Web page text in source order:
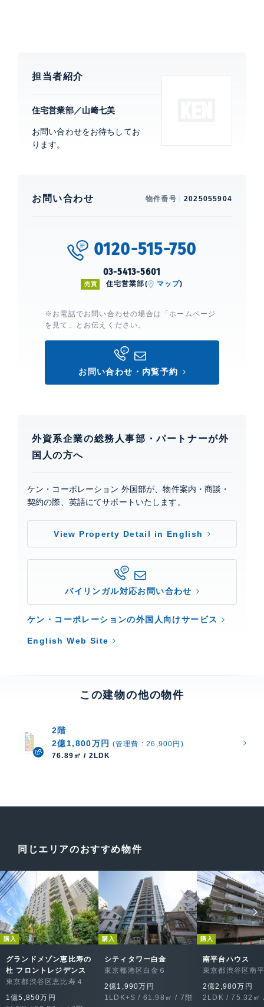
屋敷跡に沿って西へ100m進んだ南側に建つ、東急不動
北に長い敷地によりエントランスまでのアプローチを大
道路面より3.8m高く設置されているなど、眺望にも配
特徴
角部屋、 眺望良好、 バルコニー、 ルーフバ
ルコニー、 2面採光、 2面バルコニー、
室内洗濯機置場、 バストイレ別、 洗面所独
立、 クローゼット、 ウォークインクローゼ
ット、 シューズインクローゼット、 都市ガ
ス、 コンロ3口、 浄水器、 カウンターキッ
建物設備・施設
新耐震構造、 エレベーター、 宅配ボックス、 敷地内ゴ
ミ置場、 フロントサービス、 オートロック、 TVモニ
ター付きインターホン、 防犯カメラ、 日勤管理、 駐輪
場、 バイク置場、 2駅利用、 3沿線利用
ブランズ渋谷常盤松
建物詳細
担当者紹介
住宅営業部／山﨑七美
お問い合わせをお待ちしてお
ります。
お問い合わせ 物件番号 2025055904
0120-515-750
03-5413-5601
売買 住宅営業部( マップ)
※お電話でお問い合わせの場合は「ホームページ
を見て」とお伝えください。
お問い合わせ・内覧予約
外資系企業の総務人事部・パートナーが外
国人の方へ
ケン・コーポレーション 外国部が、物件案内・商談・
契約の際、英語にてサポートいたします。
View Property Detail in English
バイリンガル対応お問い合わせ
ケン・コーポレーションの外国人向けサービス
English Web Site
この建物の他の物件
2階
2億1,800万円 (管理費 : 26,900円)
76.89㎡ / 2LDK
同じエリアのおすすめ物件
購入
グランドメゾン恵比寿の
杜 フロントレジデンス
東京都渋谷区恵比寿４
1億5,850万円
購入
シティタワー白金
東京都港区白金６
2億1,990万円
1LDK+S / 61.98㎡ / 7階
購入
南平台ハウス
東京都渋谷区南
2億2,980万円
2LDK / 75.32㎡